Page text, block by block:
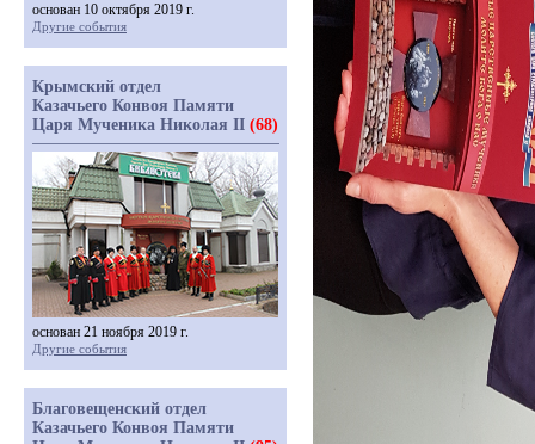
основан 10 октября 2019 г.
Другие события
Крымский отдел
Казачьего Конвоя Памяти
Царя Мученика Николая II (68)
основан 21 ноября 2019 г.
Другие события
Благовещенский отдел
Казачьего Конвоя Памяти